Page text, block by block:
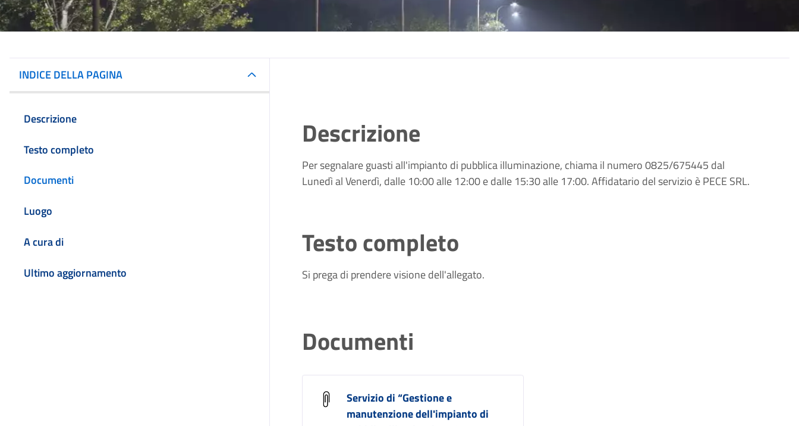
INDICE DELLA PAGINA
Descrizione
Testo completo
Documenti
Luogo
A cura di
Ultimo aggiornamento
Descrizione
Per segnalare guasti all'impianto di pubblica illuminazione, chiama il numero 0825/675445 dal
Lunedì al Venerdì, dalle 10:00 alle 12:00 e dalle 15:30 alle 17:00. Affidatario del servizio è PECE SRL.
Testo completo
Si prega di prendere visione dell'allegato.
Documenti
Servizio di “Gestione e
manutenzione dell'impianto di